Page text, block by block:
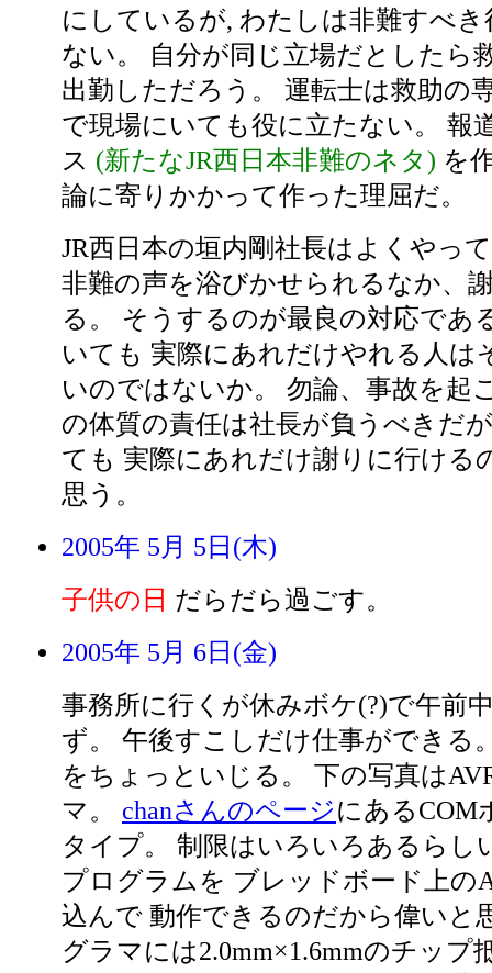
にしているが, わたしは非難すべ
ない。 自分が同じ立場だとしたら
出勤しただろう。 運転士は救助の
で現場にいても役に立たない。 報
ス (新たなJR西日本非難のネタ) を
論に寄りかかって作った理屈だ。
JR西日本の垣内剛社長はよくやっ
非難の声を浴びかせられるなか、
る。 そうするのが最良の対応であ
いても 実際にあれだけやれる人は
いのではないか。 勿論、事故を起
の体質の責任は社長が負うべきだ
ても 実際にあれだけ謝りに行ける
思う。
2005年 5月 5日(木)
子供の日 だらだら過ごす。
2005年 5月 6日(金)
事務所に行くが休みボケ(?)で午前
ず。 午後すこしだけ仕事ができる
をちょっといじる。 下の写真は
マ。 chanさんのページにあるCOM
タイプ。 制限はいろいろあるらし
プログラムを ブレッドボード上の
込んで 動作できるのだから偉いと
グラマには2.0mm×1.6mmのチップ